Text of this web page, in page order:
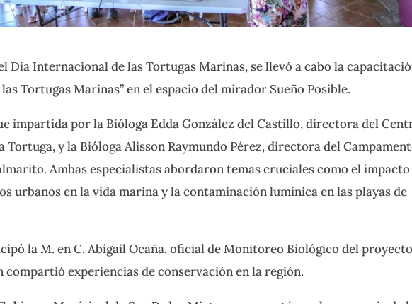
Día Internacional de las Tortugas Marinas, se llevó a cabo la
Tortugas Marinas” en el espacio del mirador Sueño Posible.
impartida por la Bióloga Edda González del Castillo, directora del
Tortuga, y la Bióloga Alisson Raymundo Pérez, directora del
Ambas especialistas abordaron temas cruciales como el impacto
urbanos en la vida marina y la contaminación lumínica en las playas de
la M. en C. Abigail Ocaña, oficial de Monitoreo Biológico del proyecto
compartió experiencias de conservación en la región.